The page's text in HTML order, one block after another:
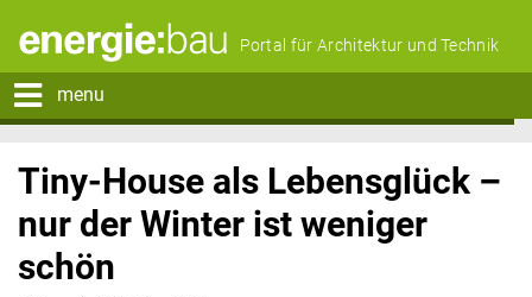
Portal für Architektur und Technik
menu
Tiny-House als Lebensglück –
nur der Winter ist weniger
schön